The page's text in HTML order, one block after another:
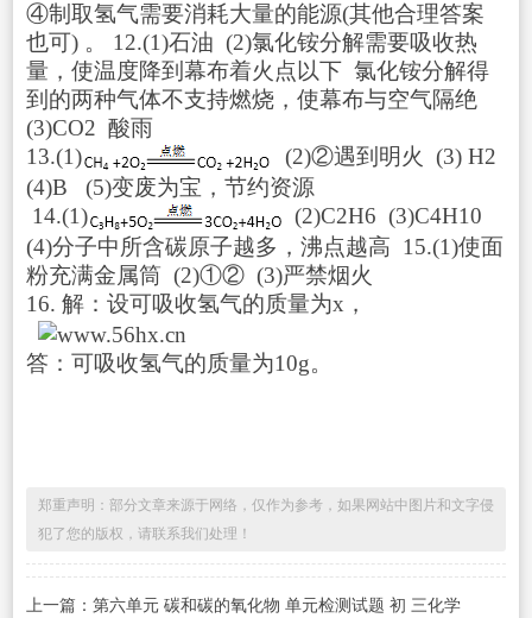
④制取氢气需要消耗大量的能源(其他合理答案
也可) 。 12.(1)石油 (2)氯化铵分解需要吸收热
量，使温度降到幕布着火点以下 氯化铵分解得
到的两种气体不支持燃烧，使幕布与空气隔绝
(3)CO2 酸雨
13.(1)
(2)②遇到明火 (3) H2
(4)B (5)变废为宝，节约资源
14.(1)
(2)C2H6 (3)C4H10
(4)分子中所含碳原子越多，沸点越高 15.(1)使面
粉充满金属筒 (2)①② (3)严禁烟火
16. 解：设可吸收氢气的质量为x，
答：可吸收氢气的质量为10g。
郑重声明：部分文章来源于网络，仅作为参考，如果网站中图片和文字侵
犯了您的版权，请联系我们处理！
上一篇：第六单元 碳和碳的氧化物 单元检测试题 初 三化学